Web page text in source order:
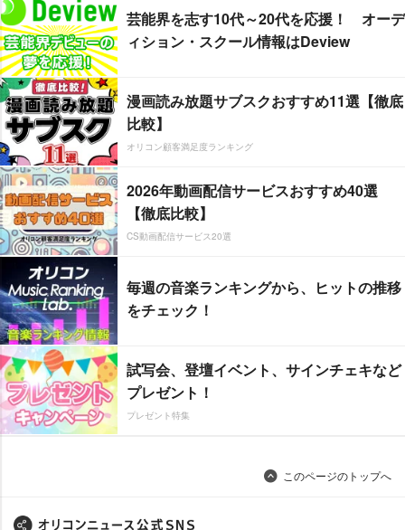
芸能界を志す10代～20代を応援！ オーデ
ィション・スクール情報はDeview
漫画読み放題サブスクおすすめ11選【徹底
比較】
オリコン顧客満足度ランキング
2026年動画配信サービスおすすめ40選
【徹底比較】
CS動画配信サービス20選
毎週の音楽ランキングから、ヒットの推移
をチェック！
試写会、登壇イベント、サインチェキなど
プレゼント！
プレゼント特集
このページのトップへ